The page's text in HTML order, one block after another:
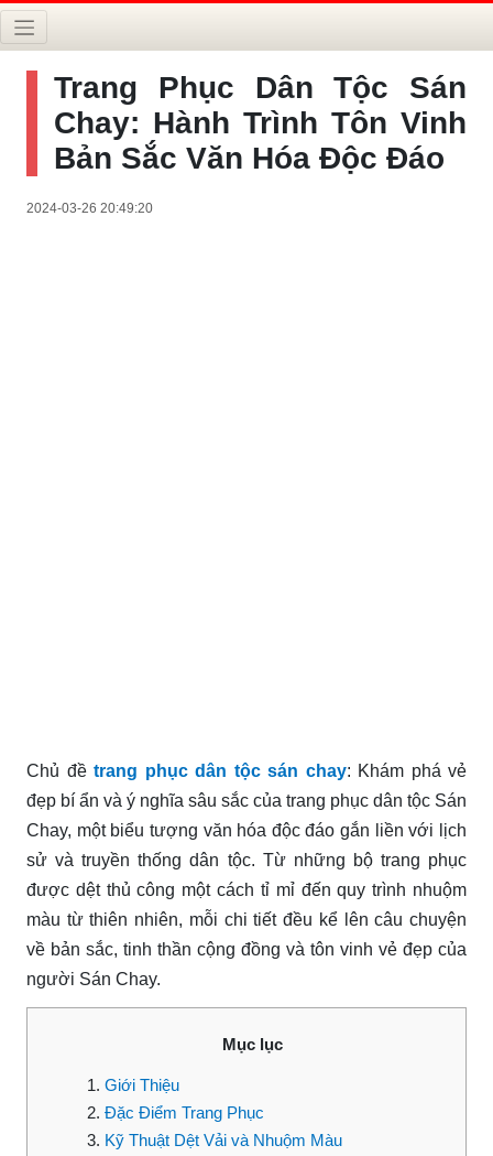
Trang Phục Dân Tộc Sán
Chay: Hành Trình Tôn Vinh
Bản Sắc Văn Hóa Độc Đáo
2024-03-26 20:49:20
Chủ đề trang phục dân tộc sán chay: Khám phá vẻ
đẹp bí ẩn và ý nghĩa sâu sắc của trang phục dân tộc Sán
Chay, một biểu tượng văn hóa độc đáo gắn liền với lịch
sử và truyền thống dân tộc. Từ những bộ trang phục
được dệt thủ công một cách tỉ mỉ đến quy trình nhuộm
màu từ thiên nhiên, mỗi chi tiết đều kể lên câu chuyện
về bản sắc, tinh thần cộng đồng và tôn vinh vẻ đẹp của
người Sán Chay.
Mục lục
Giới Thiệu
Đặc Điểm Trang Phục
Kỹ Thuật Dệt Vải và Nhuộm Màu